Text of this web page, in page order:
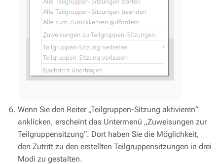
Wenn Sie den Reiter „Teilgruppen-Sitzung aktivieren“
anklicken, erscheint das Untermenü „Zuweisungen zur
Teilgruppensitzung“. Dort haben Sie die Möglichkeit,
den Zutritt zu den erstellten Teilgruppensitzungen in drei
Modi zu gestalten.